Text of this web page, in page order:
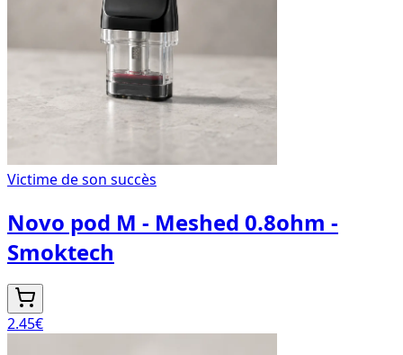
Victime de son succès
Novo pod M - Meshed 0.8ohm -
Smoktech
2.45€